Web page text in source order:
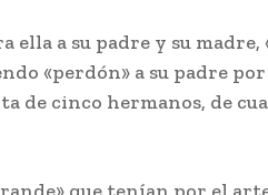
ella a su padre y su
«perdón» a su padre
de cinco hermanos, de